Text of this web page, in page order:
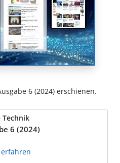
6 (2024) erschienen.
Technik
6 (2024)
erfahren